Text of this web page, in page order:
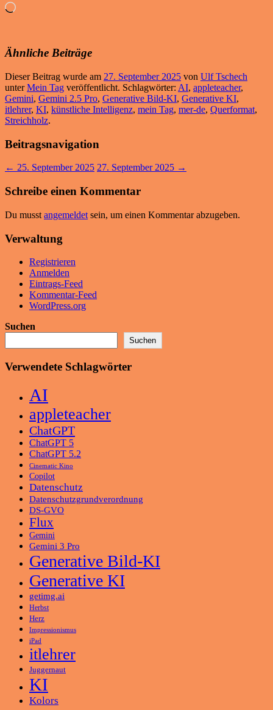
Wird
Ähnliche Beiträge
Dieser Beitrag wurde am 27. September 2025 von Ulf Tschech
unterMein Tag veröffentlicht. Schlagwörter: AI, appleteacher,
Gemini, Gemini 2.5 Pro, Generative Bild-KI, Generative KI,
itlehrer, KI, künstliche Intelligenz, mein Tag, mer-de, Querformat,
Streichholz.
Beitragsnavigation
← 25. September 2025 27. September 2025 →
Schreibe einen Kommentar
Du musst angemeldet sein, um einen Kommentar abzugeben.
Verwaltung
Registrieren
Anmelden
Eintrags-Feed
Kommentar-Feed
WordPress.org
Suchen
Suchen
Verwendete Schlagwörter
AI
appleteacher
ChatGPT
ChatGPT 5
ChatGPT 5.2
Cinematic Kino
Copilot
Datenschutz
Datenschutzgrundverordnung
DS-GVO
Flux
Gemini
Gemini 3 Pro
Generative Bild-KI
Generative KI
getimg.ai
Herbst
Herz
Impressionismus
iPad
itlehrer
Juggernaut
KI
Kolors